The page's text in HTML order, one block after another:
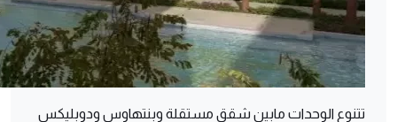
تتنوع الوحدات مابين شقق مستقلة وبنتهاوس ودوبليكس